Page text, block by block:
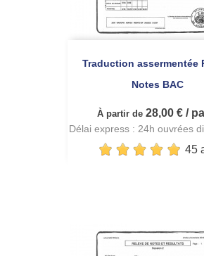
Traduction assermentée
Notes BAC
À partir de 28,00 € /
Délai express : 24h ouvrées
45